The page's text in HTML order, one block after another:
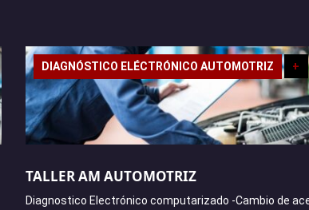
DIAGNÓSTICO ELÉCTRÓNICO AUTOMOTRIZ +
TALLER AM AUTOMOTRIZ
Diagnostico Electrónico computarizado -Cambio de